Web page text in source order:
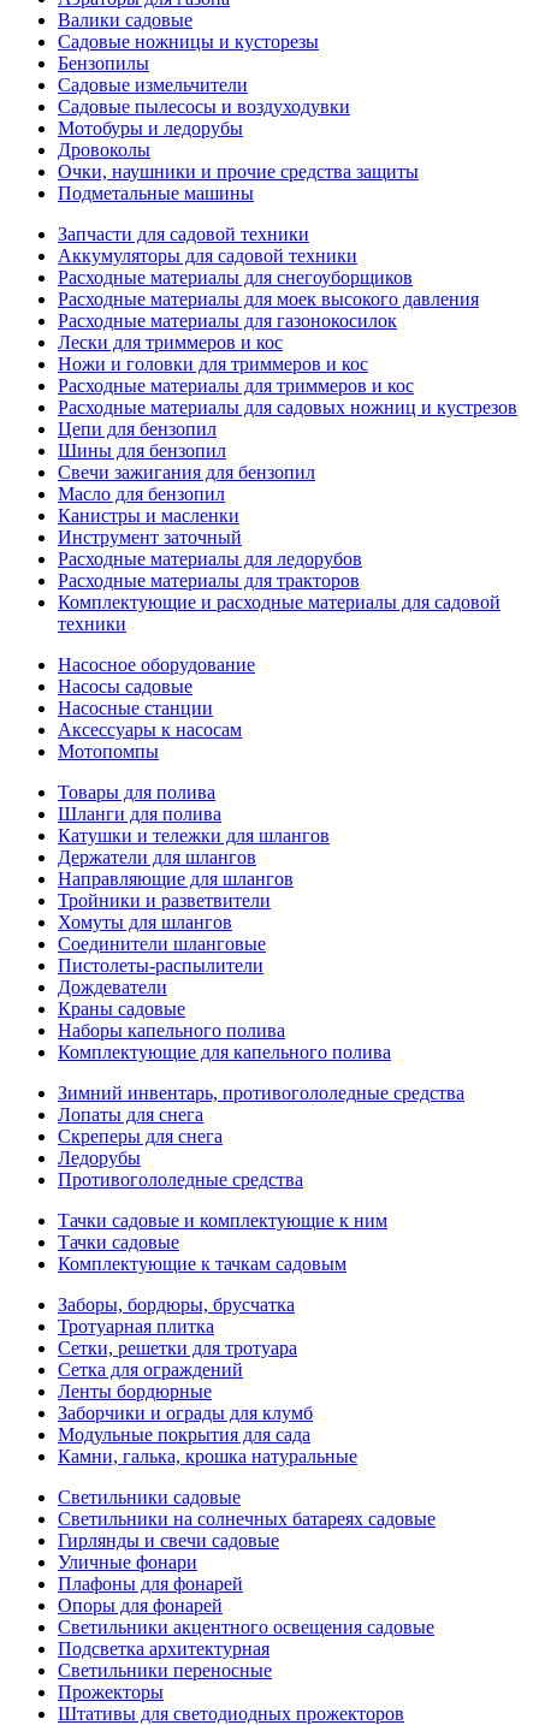
Валики садовые
Садовые ножницы и кусторезы
Бензопилы
Садовые измельчители
Садовые пылесосы и воздуходувки
Мотобуры и ледорубы
Дровоколы
Очки, наушники и прочие средства защиты
Подметальные машины
Запчасти для садовой техники
Аккумуляторы для садовой техники
Расходные материалы для снегоуборщиков
Расходные материалы для моек высокого давления
Расходные материалы для газонокосилок
Лески для триммеров и кос
Ножи и головки для триммеров и кос
Расходные материалы для триммеров и кос
Расходные материалы для садовых ножниц и кустрезов
Цепи для бензопил
Шины для бензопил
Свечи зажигания для бензопил
Масло для бензопил
Канистры и масленки
Инструмент заточный
Расходные материалы для ледорубов
Расходные материалы для тракторов
Комплектующие и расходные материалы для садовой
техники
Насосное оборудование
Насосы садовые
Насосные станции
Аксессуары к насосам
Мотопомпы
Товары для полива
Шланги для полива
Катушки и тележки для шлангов
Держатели для шлангов
Направляющие для шлангов
Тройники и разветвители
Хомуты для шлангов
Соединители шланговые
Пистолеты-распылители
Дождеватели
Краны садовые
Наборы капельного полива
Комплектующие для капельного полива
Зимний инвентарь, противогололедные средства
Лопаты для снега
Скреперы для снега
Ледорубы
Противогололедные средства
Тачки садовые и комплектующие к ним
Тачки садовые
Комплектующие к тачкам садовым
Заборы, бордюры, брусчатка
Тротуарная плитка
Сетки, решетки для тротуара
Сетка для ограждений
Ленты бордюрные
Заборчики и ограды для клумб
Модульные покрытия для сада
Камни, галька, крошка натуральные
Светильники садовые
Светильники на солнечных батареях садовые
Гирлянды и свечи садовые
Уличные фонари
Плафоны для фонарей
Опоры для фонарей
Светильники акцентного освещения садовые
Подсветка архитектурная
Светильники переносные
Прожекторы
Штативы для светодиодных прожекторов